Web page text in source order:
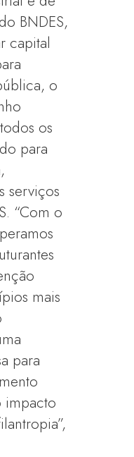
BNDES,
capital
o
os
para
serviços
“Com o
mais
para